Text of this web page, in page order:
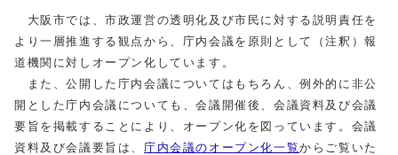
大阪市では、市政運営の透明化及び市民に対する説明責任を
より一層推進する観点から、庁内会議を原則として（注釈）報
道機関に対しオープン化しています。
また、公開した庁内会議についてはもちろん、例外的に非公
開とした庁内会議についても、会議開催後、会議資料及び会議
要旨を掲載することにより、オープン化を図っています。会議
資料及び会議要旨は、 庁内会議のオープン化一覧からご覧いた